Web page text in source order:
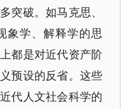
突破。如马克思、
象学、解释学的思
都是对近代资产阶
预设的反省。这些
代人文社会科学的